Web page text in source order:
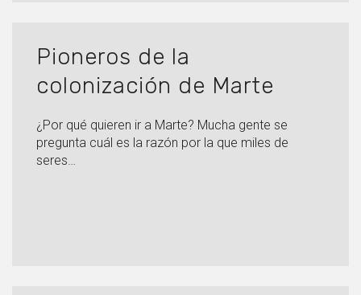
Pioneros de la
colonización de Marte
¿Por qué quieren ir a Marte? Mucha gente se
pregunta cuál es la razón por la que miles de
seres…